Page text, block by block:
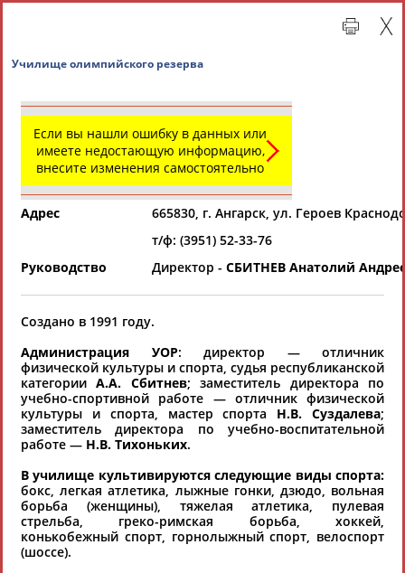
Просмотры
сутки:
Региональные спортивные организации
СВОДНЫЕ ИНДЕКСЫ
ТАБЛО АКТИВНОСТИ
РЕСУРСНАЯ ПЛОЩАДКА
Региональные спортивные организации
Выберите другой тип организаций
Если вы нашли ошибку в данных или
имеете недостающую информацию,
внесите изменения самостоятельно
Адрес
665830, г. Ангарск, ул. Героев
т/ф: (3951) 52-33-76
Руководство
Директор - СБИТНЕВ Анатолий
Создано в 1991 году.
Администрация УОР: директор — отличник
физической культуры и спорта, судья республиканской
категорииА.А. Сбитнев; заместитель директора по
учебно-спортивной работе — отличник физической
культуры и спорта, мастер спорта Н.В. Суздалева;
заместитель директора по учебно-воспитательной
работе — Н.В. Тихоньких.
В училище культивируются следующие виды спорта:
бокс, легкая атлетика, лыжные гонки, дзюдо, вольная
борьба (женщины), тяжелая атлетика, пулевая
стрельба, греко-римская борьба, хоккей,
конькобежный спорт, горнолыжный спорт, велоспорт
(шоссе).